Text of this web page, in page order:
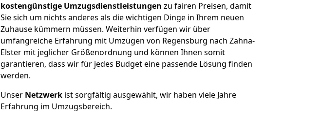
kostengünstige Umzugsdienstleistungen zu fairen Preisen, damit
Sie sich um nichts anderes als die wichtigen Dinge in Ihrem neuen
Zuhause kümmern müssen. Weiterhin verfügen wir über
umfangreiche Erfahrung mit Umzügen von Regensburg nach Zahna-
Elster mit jeglicher Größenordnung und können Ihnen somit
garantieren, dass wir für jedes Budget eine passende Lösung finden
werden.
Unser Netzwerk ist sorgfältig ausgewählt, wir haben viele Jahre
Erfahrung im Umzugsbereich.